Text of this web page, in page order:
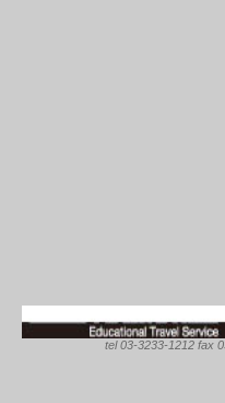
tel 03-3233-1212 fax